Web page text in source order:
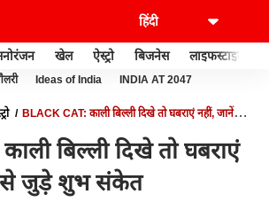
खेल ऐस्ट्रो बिजनेस लाइफस्टाइल
Ideas of India INDIA AT 2047
BLACK CAT: काली बिल्ली दिखे तो घबराएं नहीं, जानें
बिल्ली दिखे तो घबराएं
जुड़े शुभ संकेत